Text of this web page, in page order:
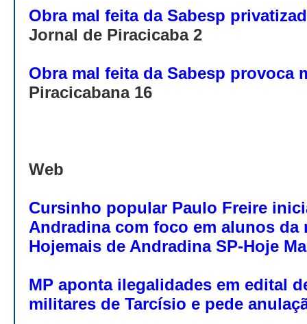
Obra mal feita da Sabesp
Jornal de Piracicaba 2
Obra mal feita da Sabesp provoca
Piracicabana 16
Web
Cursinho popular Paulo Freire
Andradina com foco em alunos da
Hojemais de Andradina SP-Hoje
MP aponta ilegalidades em edital
militares de Tarcísio e pede